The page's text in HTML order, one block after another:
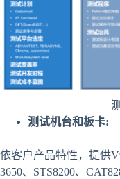
测试机台和板卡:
依客户产品特性，提供
3650、STS8200、